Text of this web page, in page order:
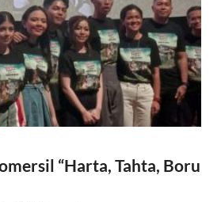
“Harta, Tahta, Boru